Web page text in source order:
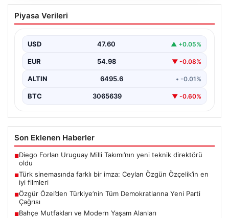
Türk sinemasında farklı bir imza: Ceylan
Özgün Özçelik’in en iyi filmleri
Piyasa Verileri
USD 47.60 ▲ +0.05%
EUR 54.98 ▼ -0.08%
ALTIN 6495.6 • -0.01%
BTC 3065639 ▼ -0.60%
Son Eklenen Haberler
■Diego Forlan Uruguay Milli Takımı’nın yeni teknik direktörü
oldu
■Türk sinemasında farklı bir imza: Ceylan Özgün Özçelik’in en
iyi filmleri
■Özgür Özel’den Türkiye’nin Tüm Demokratlarına Yeni Parti
Çağrısı
■Bahçe Mutfakları ve Modern Yaşam Alanları